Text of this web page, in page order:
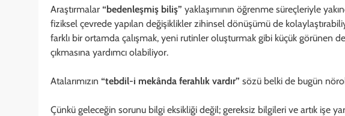
Araştırmalar “bedenleşmiş biliş” yaklaşımının öğrenme süreçleriyle
fiziksel çevrede yapılan değişiklikler zihinsel dönüşümü de
farklı bir ortamda çalışmak, yeni rutinler oluşturmak gibi küçük görünen
çıkmasına yardımcı olabiliyor.
Atalarımızın “tebdil-i mekânda ferahlık vardır” sözü belki de bugün
Çünkü geleceğin sorunu bilgi eksikliği değil; gereksiz bilgileri ve artık işe